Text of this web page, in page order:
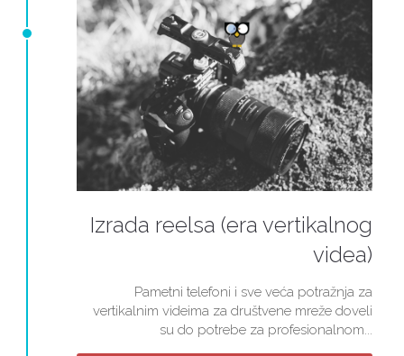
Izrada reelsa (era vertikalnog
videa)
Pametni telefoni i sve veća potražnja za
vertikalnim videima za društvene mreže doveli
su do potrebe za profesionalnom...